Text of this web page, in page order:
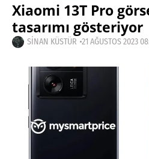
Xiaomi 13T Pro
tasarımı gösteriyor
SINAN KÜSTÜR 21 AĞUSTOS 2023